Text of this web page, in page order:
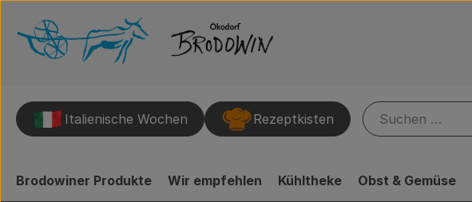
Italienische Wochen Rezeptkisten
Brodowiner Produkte Wir empfehlen Kühltheke Obst & Gemüse